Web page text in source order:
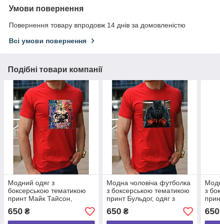
Умови повернення
Повернення товару впродовж 14 днів за домовленістю
Всі умови повернення
Подібні товари компанії
Модний одяг з
боксерською тематикою
принт Майк Тайсон,
бавовняна футболка з
боксерами розмір S
650 ₴
Модна чоловіча футболка
з боксерською тематикою
принт Бульдог, одяг з
боксерами, бавовняна
футболка розмір S
650₴
з
650